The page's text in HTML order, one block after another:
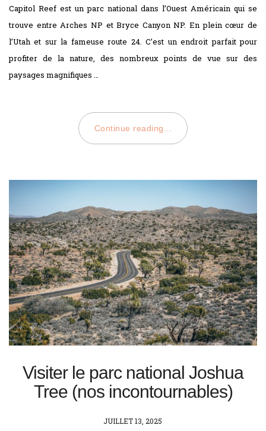
Capitol Reef est un parc national dans l’Ouest Américain qui se
trouve entre Arches NP et Bryce Canyon NP. En plein cœur de
l’Utah et sur la fameuse route 24. C’est un endroit parfait pour
profiter de la nature, des nombreux points de vue sur des
paysages magnifiques …
Continue reading...
Visiter le parc national Joshua
Tree (nos incontournables)
POSTED
JUILLET 13, 2025